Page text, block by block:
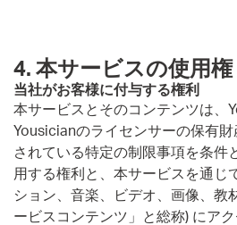
4. 本サービスの使用権
当社がお客様に付与する権利
本サービスとそのコンテンツは、
Yousicianのライセンサーの保有
されている特定の制限事項を条件
用する権利と、本サービスを通じ
ション、音楽、ビデオ、画像、教
ービスコンテンツ」と総称) にア